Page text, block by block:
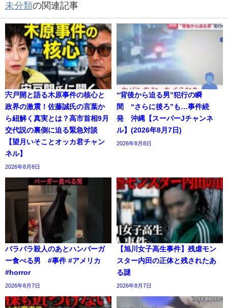
未分類の関連記事
宍戸開と語る木原事件の核心と
政界の激震！佐藤誠氏の言葉か
ら紐解く真実とは？高市首相9月
交代説の裏側に迫る緊急対談
【望月いそことオッカ君チャン
ネル】
2026年8月8日
“背後から迫る男”犯行の瞬
間 “さらに後ろ”も…事件続
発 沖縄【スーパーJチャンネ
ル】(2026年8月7日)
2026年8月8日
バラバラ殺人のあとハンバーガ
ー食べる男 #事件 #アメリカ
#horror
2026年8月7日
【旭川女子高生事件】残虐モン
スター内田の正体と残されたあ
る謎
2026年8月7日